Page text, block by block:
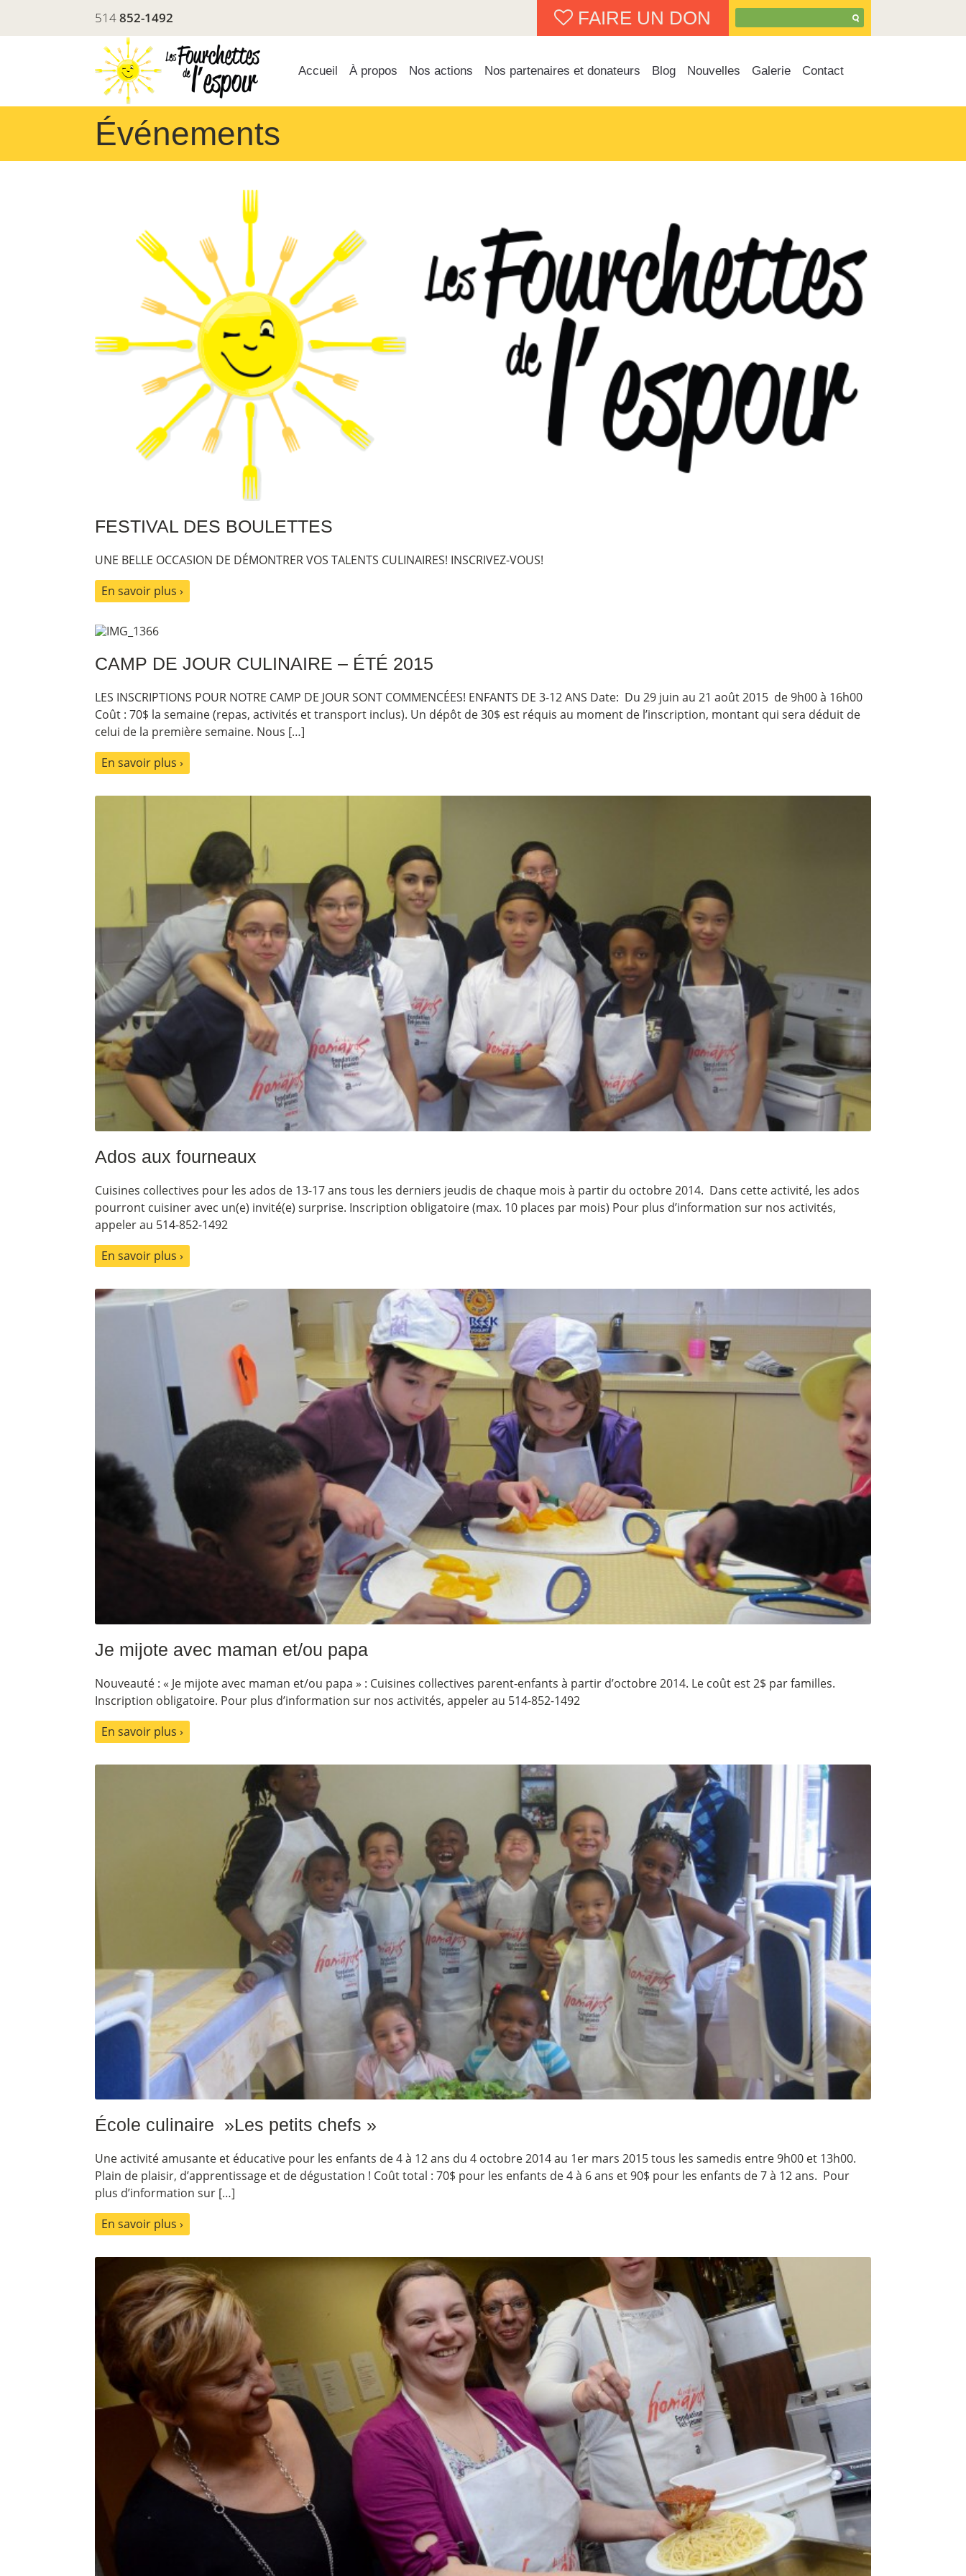
514852-1492 FAIRE UN DON
Accueil À propos Nos actions Nos partenaires et donateurs Blog Nouvelles Galerie Contact
Événements
FESTIVAL DES BOULETTES
UNE BELLE OCCASION DE DÉMONTRER VOS TALENTS CULINAIRES! INSCRIVEZ-VOUS!
En savoir plus ›
CAMP DE JOUR CULINAIRE – ÉTÉ 2015
LES INSCRIPTIONS POUR NOTRE CAMP DE JOUR SONT COMMENCÉES! ENFANTS DE 3-12 ANS Date: Du 29 juin au 21 août 2015 de 9h00 à 16h00
Coût : 70$ la semaine (repas, activités et transport inclus). Un dépôt de 30$ est réquis au moment de l’inscription, montant qui sera déduit de
celui de la première semaine. Nous […]
En savoir plus ›
Ados aux fourneaux
Cuisines collectives pour les ados de 13-17 ans tous les derniers jeudis de chaque mois à partir du octobre 2014. Dans cette activité, les ados
pourront cuisiner avec un(e) invité(e) surprise. Inscription obligatoire (max. 10 places par mois) Pour plus d’information sur nos activités,
appeler au 514-852-1492
En savoir plus ›
Je mijote avec maman et/ou papa
Nouveauté : « Je mijote avec maman et/ou papa » : Cuisines collectives parent-enfants à partir d’octobre 2014. Le coût est 2$ par familles.
Inscription obligatoire. Pour plus d’information sur nos activités, appeler au 514-852-1492
En savoir plus ›
École culinaire »Les petits chefs »
Une activité amusante et éducative pour les enfants de 4 à 12 ans du 4 octobre 2014 au 1er mars 2015 tous les samedis entre 9h00 et 13h00.
Plain de plaisir, d’apprentissage et de dégustation ! Coût total : 70$ pour les enfants de 4 à 6 ans et 90$ pour les enfants de 7 à 12 ans. Pour
plus d’information sur […]
En savoir plus ›